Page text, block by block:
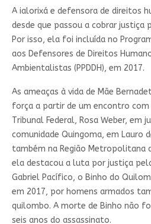
A ialorixá e defensora de direitos
desde que passou a cobrar
Por isso, ela foi incluída no
aos Defensores de Direitos
Ambientalistas (PPDDH), em 2017.
As ameaças à vida de Mãe
força a partir de um encontro
Tribunal Federal, Rosa Weber, em
comunidade Quingoma, em Lauro
também na Região Metropolitana
ela destacou a luta por justiça
Gabriel Pacífico, o Binho do
em 2017, por homens armados
quilombo. A morte de Binho não
seis anos do assassinato.